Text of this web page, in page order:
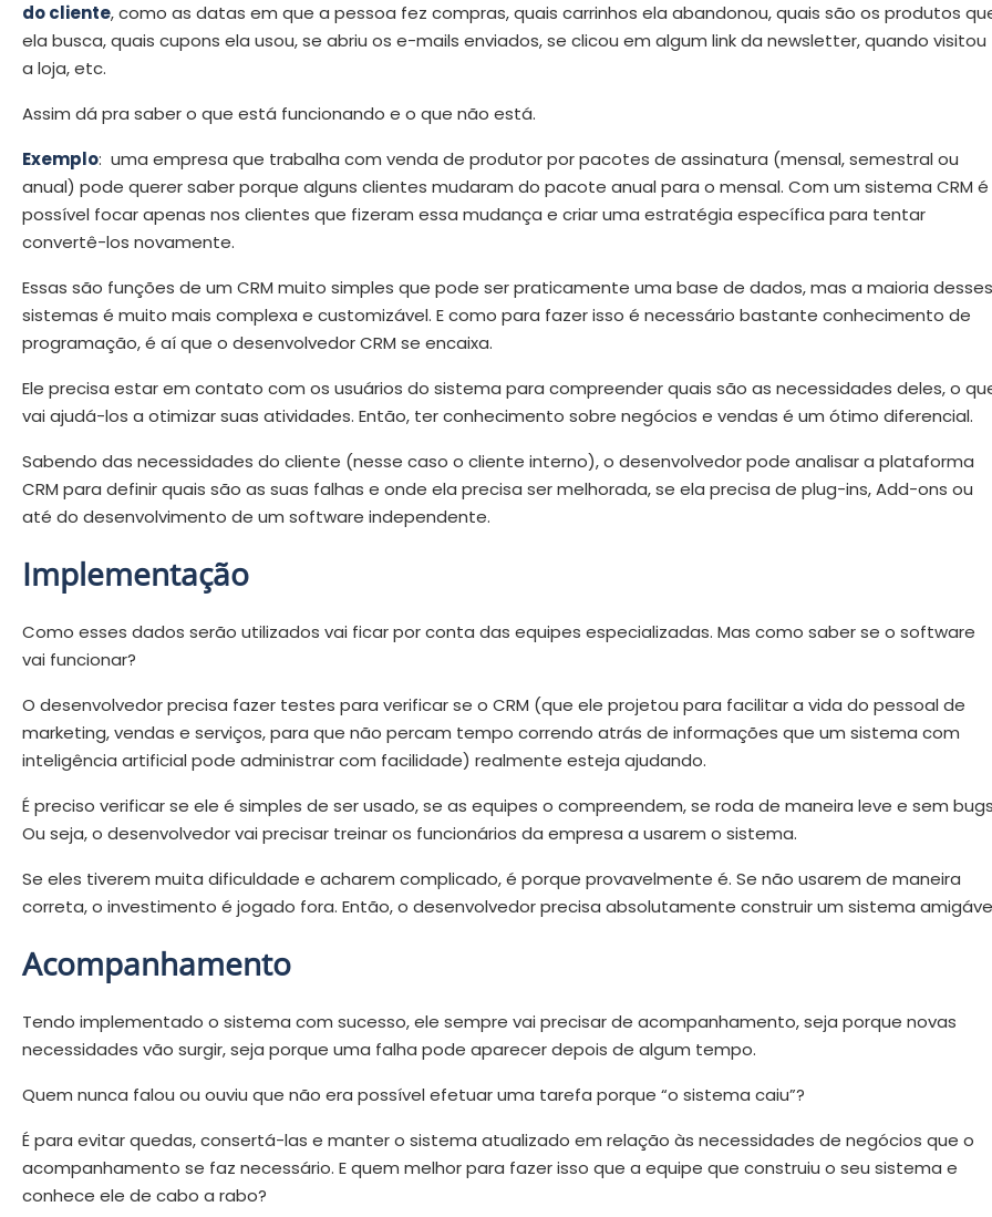
do cliente, como as datas em que a pessoa fez compras, quais carrinhos ela abandonou, quais são os produtos
ela busca, quais cupons ela usou, se abriu os e-mails enviados, se clicou em algum link da newsletter, quando visitou
a loja, etc.
Assim dá pra saber o que está funcionando e o que não está.
Exemplo: uma empresa que trabalha com venda de produtor por pacotes de assinatura (mensal, semestral ou
anual) pode querer saber porque alguns clientes mudaram do pacote anual para o mensal. Com um sistema CRM é
possível focar apenas nos clientes que fizeram essa mudança e criar uma estratégia específica para tentar
convertê-los novamente.
Essas são funções de um CRM muito simples que pode ser praticamente uma base de dados, mas a maioria desses
sistemas é muito mais complexa e customizável. E como para fazer isso é necessário bastante conhecimento de
programação, é aí que o desenvolvedor CRM se encaixa.
Ele precisa estar em contato com os usuários do sistema para compreender quais são as necessidades deles, o
vai ajudá-los a otimizar suas atividades. Então, ter conhecimento sobre negócios e vendas é um ótimo diferencial.
Sabendo das necessidades do cliente (nesse caso o cliente interno), o desenvolvedor pode analisar a plataforma
CRM para definir quais são as suas falhas e onde ela precisa ser melhorada, se ela precisa de plug-ins, Add-ons ou
até do desenvolvimento de um software independente.
Implementação
Como esses dados serão utilizados vai ficar por conta das equipes especializadas. Mas como saber se o software
vai funcionar?
O desenvolvedor precisa fazer testes para verificar se o CRM (que ele projetou para facilitar a vida do pessoal de
marketing, vendas e serviços, para que não percam tempo correndo atrás de informações que um sistema com
inteligência artificial pode administrar com facilidade) realmente esteja ajudando.
É preciso verificar se ele é simples de ser usado, se as equipes o compreendem, se roda de maneira leve e sem
Ou seja, o desenvolvedor vai precisar treinar os funcionários da empresa a usarem o sistema.
Se eles tiverem muita dificuldade e acharem complicado, é porque provavelmente é. Se não usarem de maneira
correta, o investimento é jogado fora. Então, o desenvolvedor precisa absolutamente construir um sistema
Acompanhamento
Tendo implementado o sistema com sucesso, ele sempre vai precisar de acompanhamento, seja porque novas
necessidades vão surgir, seja porque uma falha pode aparecer depois de algum tempo.
Quem nunca falou ou ouviu que não era possível efetuar uma tarefa porque “o sistema caiu”?
É para evitar quedas, consertá-las e manter o sistema atualizado em relação às necessidades de negócios que o
acompanhamento se faz necessário. E quem melhor para fazer isso que a equipe que construiu o seu sistema e
conhece ele de cabo a rabo?